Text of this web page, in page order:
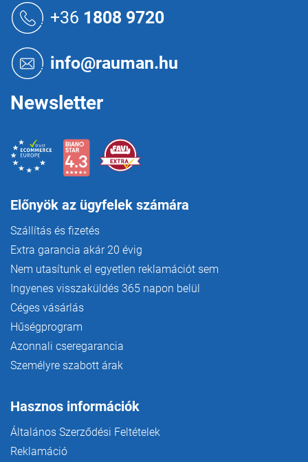
á
n
t
á
+36 1808 9720
info@rauman.hu
Newsletter
Előnyök az ügyfelek számára
Szállítás és fizetés
Extra garancia akár 20 évig
Nem utasítunk el egyetlen reklamációt sem
Ingyenes visszaküldés 365 napon belül
Céges vásárlás
Hűségprogram
Azonnali cseregarancia
Személyre szabott árak
Hasznos információk
Általános Szerződési Feltételek
Reklamáció